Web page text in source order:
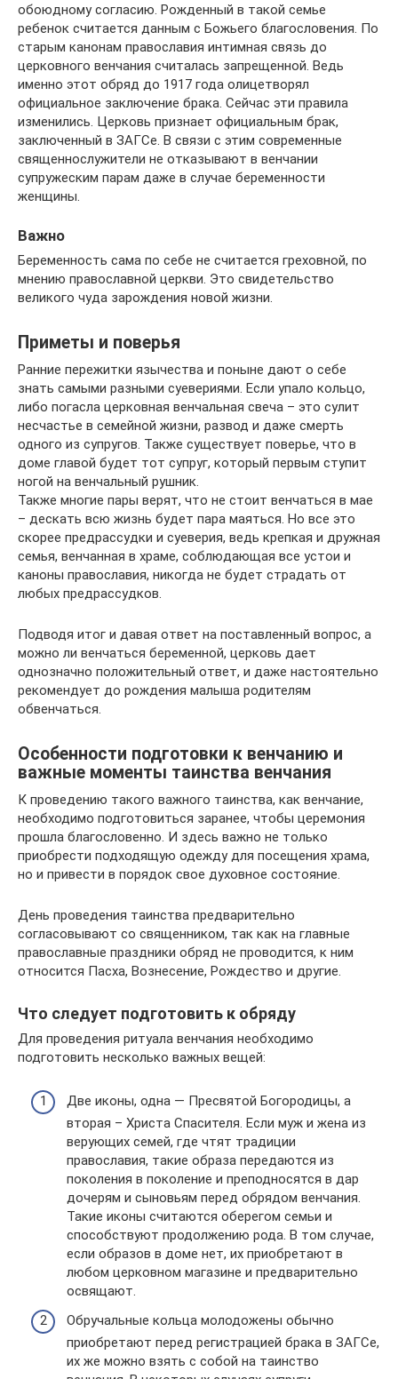
обоюдному согласию. Рожденный в такой семье
ребенок считается данным с Божьего благословения. По
старым канонам православия интимная связь до
церковного венчания считалась запрещенной. Ведь
именно этот обряд до 1917 года олицетворял
официальное заключение брака. Сейчас эти правила
изменились. Церковь признает официальным брак,
заключенный в ЗАГСе. В связи с этим современные
священнослужители не отказывают в венчании
супружеским парам даже в случае беременности
женщины.
Важно
Беременность сама по себе не считается греховной, по
мнению православной церкви. Это свидетельство
великого чуда зарождения новой жизни.
Приметы и поверья
Ранние пережитки язычества и поныне дают о себе
знать самыми разными суевериями. Если упало кольцо,
либо погасла церковная венчальная свеча – это сулит
несчастье в семейной жизни, развод и даже смерть
одного из супругов. Также существует поверье, что в
доме главой будет тот супруг, который первым ступит
ногой на венчальный рушник.
Также многие пары верят, что не стоит венчаться в мае
– дескать всю жизнь будет пара маяться. Но все это
скорее предрассудки и суеверия, ведь крепкая и дружная
семья, венчанная в храме, соблюдающая все устои и
каноны православия, никогда не будет страдать от
любых предрассудков.
Подводя итог и давая ответ на поставленный вопрос, а
можно ли венчаться беременной, церковь дает
однозначно положительный ответ, и даже настоятельно
рекомендует до рождения малыша родителям
обвенчаться.
Особенности подготовки к венчанию и
важные моменты таинства венчания
К проведению такого важного таинства, как венчание,
необходимо подготовиться заранее, чтобы церемония
прошла благословенно. И здесь важно не только
приобрести подходящую одежду для посещения храма,
но и привести в порядок свое духовное состояние.
День проведения таинства предварительно
согласовывают со священником, так как на главные
православные праздники обряд не проводится, к ним
относится Пасха, Вознесение, Рождество и другие.
Что следует подготовить к обряду
Для проведения ритуала венчания необходимо
подготовить несколько важных вещей:
Две иконы, одна — Пресвятой Богородицы, а
вторая – Христа Спасителя. Если муж и жена из
верующих семей, где чтят традиции
православия, такие образа передаются из
поколения в поколение и преподносятся в дар
дочерям и сыновьям перед обрядом венчания.
Такие иконы считаются оберегом семьи и
способствуют продолжению рода. В том случае,
если образов в доме нет, их приобретают в
любом церковном магазине и предварительно
освящают.
Обручальные кольца молодожены обычно
приобретают перед регистрацией брака в ЗАГСе,
их же можно взять с собой на таинство